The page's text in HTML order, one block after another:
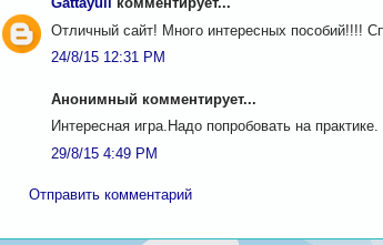
Отличный сайт! Много интересных пособий!!!!
24/8/15 12:31 PM
Анонимный комментирует...
Интересная игра.Надо попробовать на практике.
29/8/15 4:49 PM
Отправить комментарий